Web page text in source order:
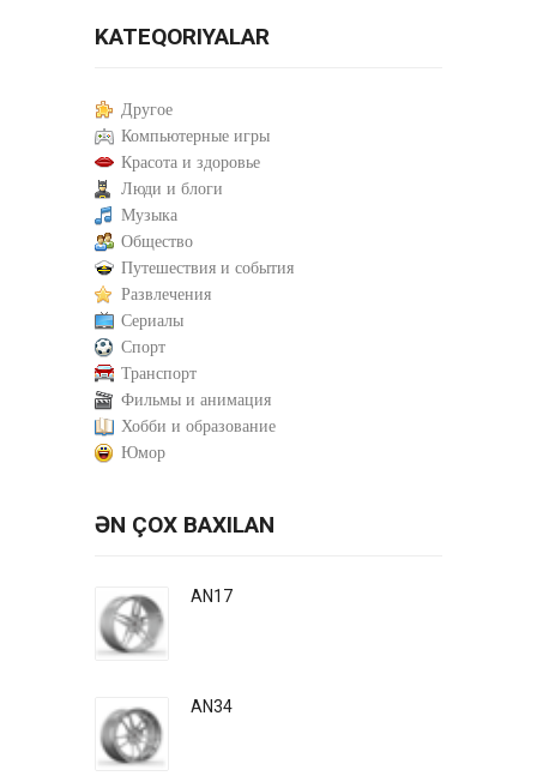
KATEQORIYALAR
Другое
Компьютерные игры
Красота и здоровье
Люди и блоги
Музыка
Общество
Путешествия и события
Развлечения
Сериалы
Спорт
Транспорт
Фильмы и анимация
Хобби и образование
Юмор
ƏN ÇOX BAXILAN
AN17
AN34